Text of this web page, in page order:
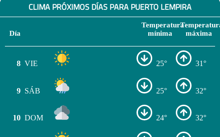
CLIMA PRÓXIMOS DÍAS PARA PUERTO LEMPIRA
Día
Temperatura
mínima
máxima
8 VIE 25° 31°
9 SÁB 25° 32°
10 DOM 24° 32°